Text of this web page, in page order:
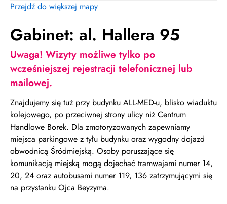
Przejdź do większej mapy
Gabinet: al. Hallera 95
Uwaga! Wizyty możliwe tylko po
wcześniejszej rejestracji telefonicznej lub
mailowej.
Znajdujemy się tuż przy budynku ALL-MED-u, blisko wiaduktu
kolejowego, po przeciwnej strony ulicy niż Centrum
Handlowe Borek. Dla zmotoryzowanych zapewniamy
miejsca parkingowe z tyłu budynku oraz wygodny dojazd
obwodnicą Śródmiejską. Osoby poruszające się
komunikacją miejską mogą dojechać tramwajami numer 14,
20, 24 oraz autobusami numer 119, 136 zatrzymującymi się
na przystanku Ojca Beyzyma.